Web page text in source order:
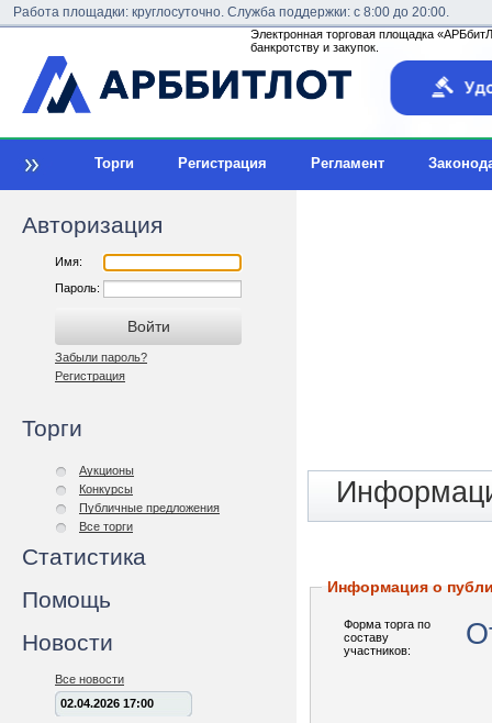
Работа площадки: круглосуточно. Служба поддержки: с 8:00 до 20:00.
Электронная торговая площадка
банкротству и закупок.
Торги Регистрация Регламент
Авторизация
Имя:
Пароль:
Забыли пароль?
Регистрация
Торги
Аукционы
Конкурсы
Публичные предложения
Все торги
Статистика
Помощь
Новости
Все новости
02.04.2026 17:00
Информация о
Форма торга по
составу
участников: